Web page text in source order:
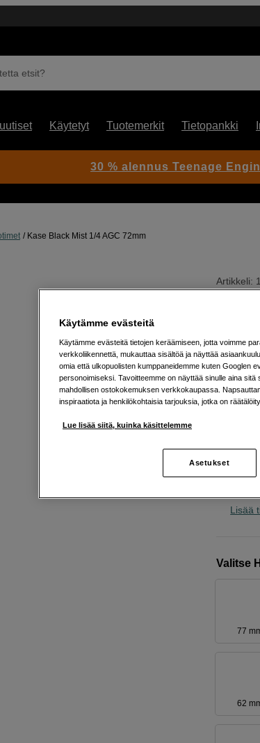
etsit?
Käytetyt Tuotemerkit Tietopankki
Kase Black Mist 1/4 AGC 72mm
Artikkeli:
Kase
Lisää
Valitse
77
62
30 % alennus Teenage
Käytämme evästeitä
Käytämme evästeitä tietojen keräämiseen, jotta voimme
verkkoliikennettä, mukauttaa sisältöä ja näyttää
omia että ulkopuolisten kumppaneidemme kuten Googlen
personoimiseksi. Tavoitteemme on näyttää sinulle aina
mahdollisen ostokokemuksen verkkokaupassa.
inspiraatiota ja henkilökohtaisia tarjouksia, jotka on
Lue lisää siitä, kuinka käsittelemme
Asetukset